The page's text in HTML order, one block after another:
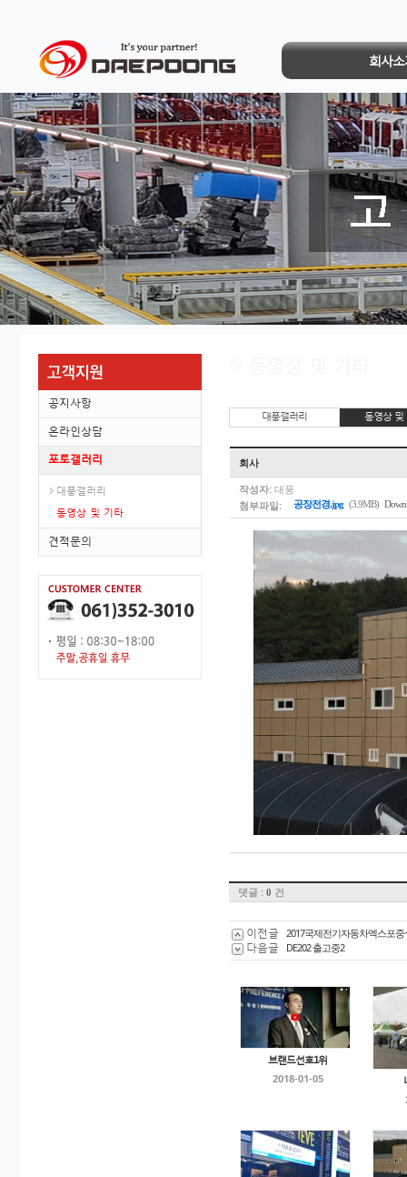
회사
공지사항
온라인상담
포토갤러리
대풍갤러리
동영상 및 기타
견적문의
대풍갤러리 동영상 및
회사
작성자: 대풍
첨부파일:
공장전경.jpg (3.9MB)
댓글 : 0 건
이전글 2017국제전기자동차엑스포중
다음글 DE202 출고중2
브랜드선호1위
2018-01-05